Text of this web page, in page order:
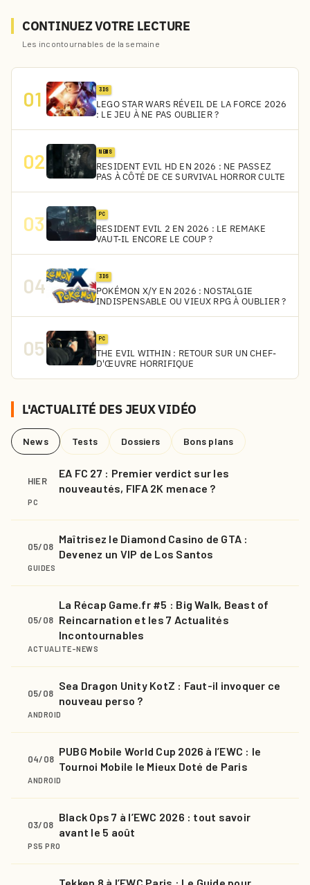
CONTINUEZ VOTRE LECTURE
Les incontournables de la semaine
01 3DS
LEGO STAR WARS RÉVEIL DE LA FORCE 2026
: LE JEU À NE PAS OUBLIER ?
02 NEWS
RESIDENT EVIL HD EN 2026 : NE PASSEZ
PAS À CÔTÉ DE CE SURVIVAL HORROR CULTE
03 PC
RESIDENT EVIL 2 EN 2026 : LE REMAKE
VAUT-IL ENCORE LE COUP ?
04 3DS
POKÉMON X/Y EN 2026 : NOSTALGIE
INDISPENSABLE OU VIEUX RPG À OUBLIER ?
05 PC
THE EVIL WITHIN : RETOUR SUR UN CHEF-
D'ŒUVRE HORRIFIQUE
L'ACTUALITÉ DES JEUX VIDÉO
News Tests Dossiers Bons plans
HIER
EA FC 27 : Premier verdict sur les
nouveautés, FIFA 2K menace ?
PC
05/08
Maîtrisez le Diamond Casino de GTA :
Devenez un VIP de Los Santos
GUIDES
05/08
La Récap Game.fr #5 : Big Walk, Beast of
Reincarnation et les 7 Actualités
Incontournables
ACTUALITE-NEWS
05/08
Sea Dragon Unity KotZ : Faut-il invoquer ce
nouveau perso ?
ANDROID
04/08
PUBG Mobile World Cup 2026 à l’EWC : le
Tournoi Mobile le Mieux Doté de Paris
ANDROID
03/08
Black Ops 7 à l’EWC 2026 : tout savoir
avant le 5 août
PS5 PRO